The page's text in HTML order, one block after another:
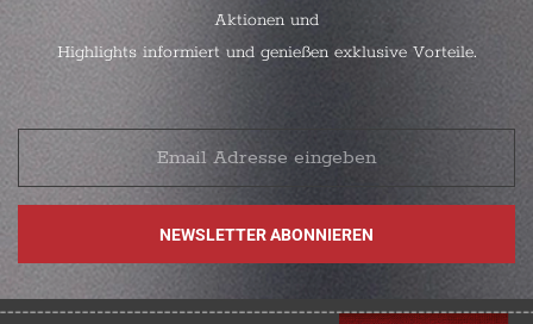
Aktionen und
Highlights informiert und genießen exklusive Vorteile.